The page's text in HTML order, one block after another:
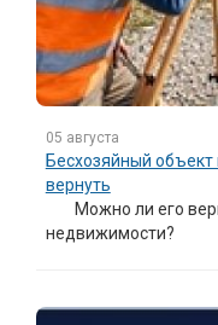
05 августа
Бесхозяйный
вернуть
Можно ли его
недвижимости?